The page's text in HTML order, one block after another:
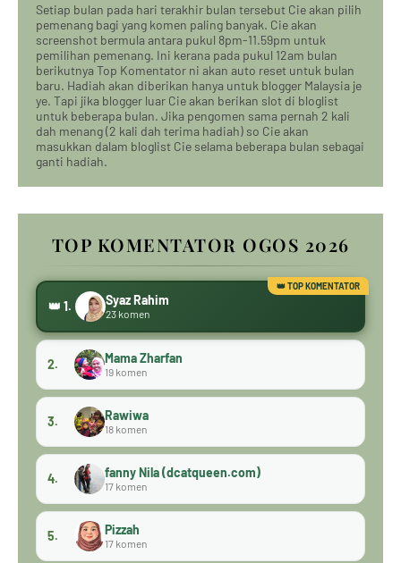
Setiap bulan pada hari terakhir bulan tersebut Cie akan pilih
pemenang bagi yang komen paling banyak. Cie akan
screenshot bermula antara pukul 8pm-11.59pm untuk
pemilihan pemenang. Ini kerana pada pukul 12am bulan
berikutnya Top Komentator ni akan auto reset untuk bulan
baru. Hadiah akan diberikan hanya untuk blogger Malaysia je
ye. Tapi jika blogger luar Cie akan berikan slot di bloglist
untuk beberapa bulan. Jika pengomen sama pernah 2 kali
dah menang (2 kali dah terima hadiah) so Cie akan
masukkan dalam bloglist Cie selama beberapa bulan sebagai
ganti hadiah.
TOP KOMENTATOR OGOS 2026
👑 1. Syaz Rahim
23 komen
2. Mama Zharfan
19 komen
3. Rawiwa
18 komen
4. fanny Nila (dcatqueen.com)
17 komen
5. Pizzah
17 komen